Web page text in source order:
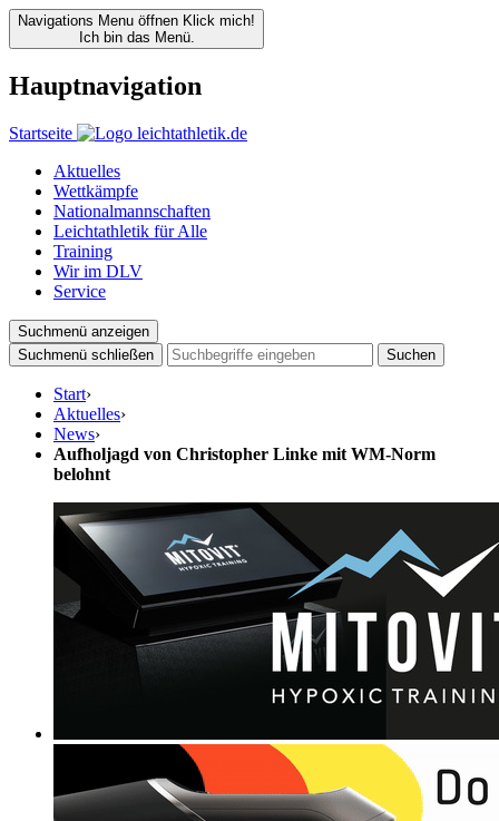
Navigations Menu öffnen Klick mich!
Ich bin das Menü.
Hauptnavigation
Startseite
Aktuelles
Wettkämpfe
Nationalmannschaften
Leichtathletik für Alle
Training
Wir im DLV
Service
Suchmenü anzeigen
Suchmenü schließen
Suchen
Start›
Aktuelles›
News›
Aufholjagd von Christopher Linke mit WM-Norm
belohnt